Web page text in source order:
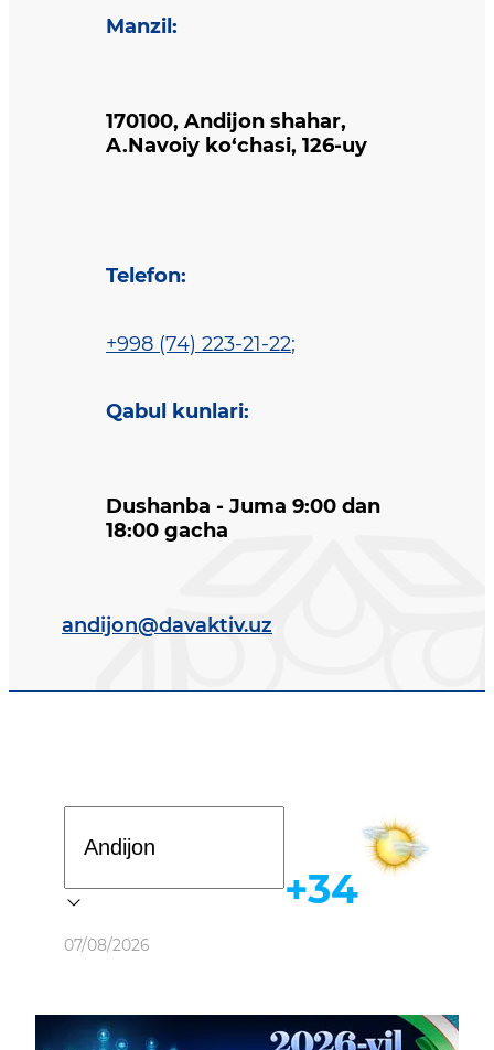
Manzil :
170100, Andijon shahar,
A.Navoiy ko‘chasi, 126-uy
Telefon:
+998 (74) 223-21-22;
Qabul kunlari:
Dushanba - Juma 9:00 dan
18:00 gacha
andijon@davaktiv.uz
Ob-havo
07/08/2026
+34